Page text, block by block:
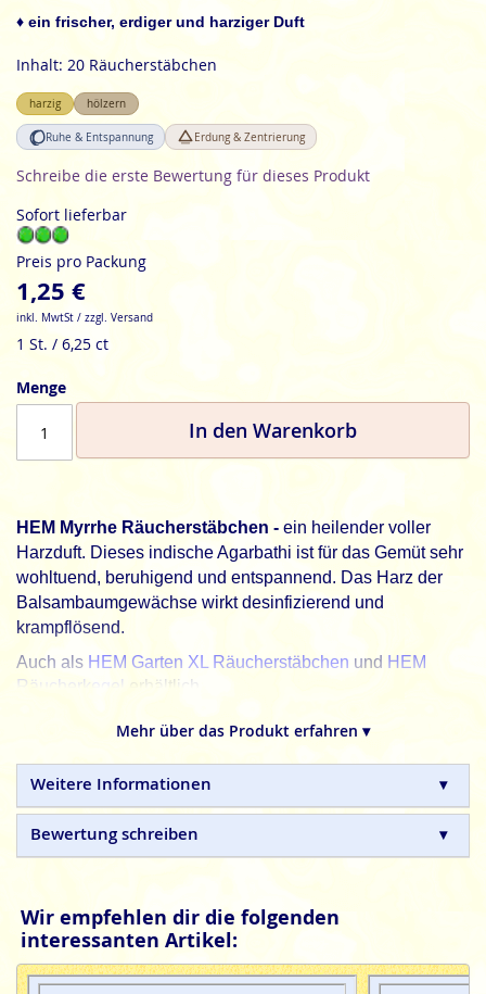
Bildgalerie
springen
♦ ein frischer, erdiger und harziger Duft
Inhalt: 20 Räucherstäbchen
harzig hölzern
Ruhe & Entspannung Erdung & Zentrierung
Schreibe die erste Bewertung für dieses Produkt
Sofort lieferbar
Preis pro Packung
1,25 €
inkl. MwtSt / zzgl. Versand
1 St. / 6,25 ct
Menge
In den Warenkorb
HEM Myrrhe Räucherstäbchen - ein heilender voller
Harzduft. Dieses indische Agarbathi ist für das Gemüt sehr
wohltuend, beruhigend und entspannend. Das Harz der
Balsambaumgewächse wirkt desinfizierend und
krampflösend.
Auch als HEM Garten XL Räucherstäbchen und HEM
Räucherkegel
erhältlich.
, schöner leben. Jeden Tag.
hergestellte Naturprodukte, ohne tierische, toxische oder
petrochemische Zusätze.
Mehr über das Produkt erfahren ▾
Weitere Informationen
Bewertung schreiben
Wir empfehlen dir die folgenden
interessanten Artikel: